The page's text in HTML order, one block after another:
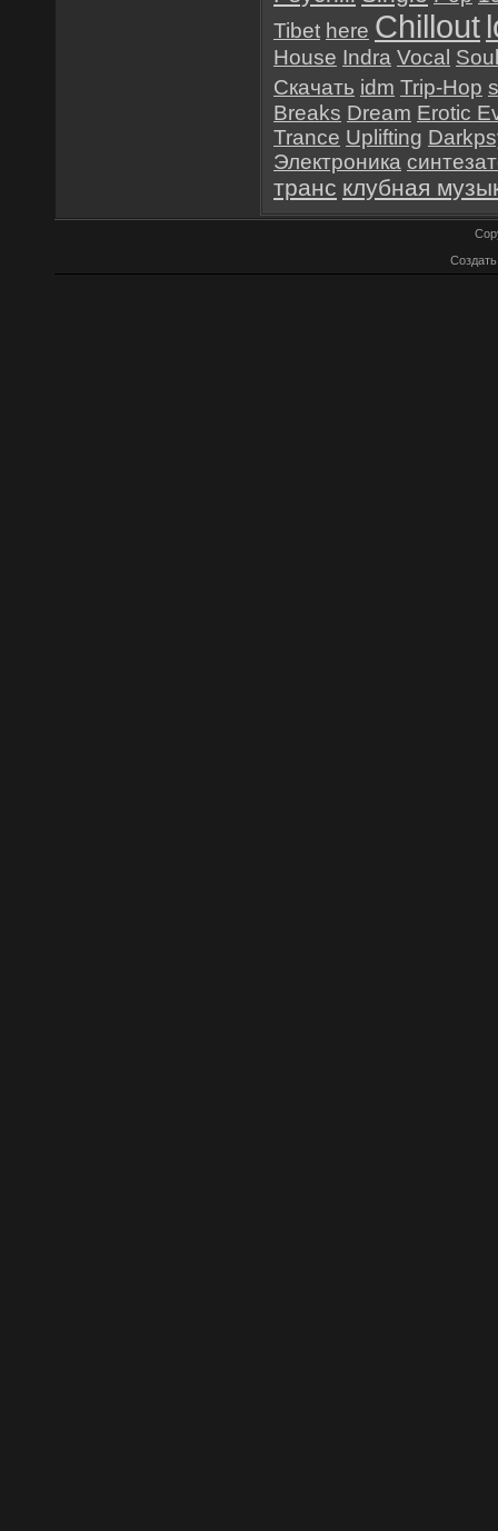
Tibet here Chillout
House Indra Vocal Soul
Скачать idm Trip-Hop
Breaks Dream Erotic
Trance Uplifting
Электроника
транс клубная